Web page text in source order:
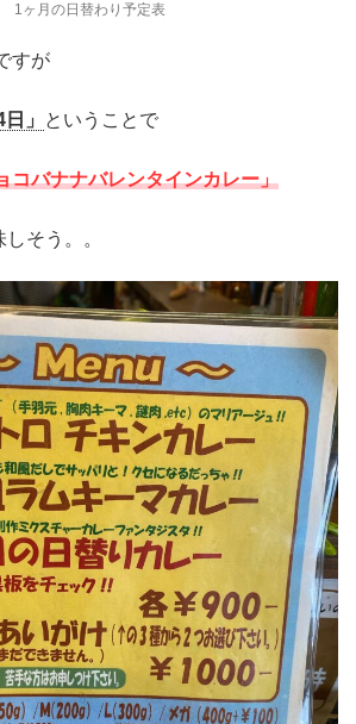
1ヶ月の日替わり予定表
すが
」 ということで
コバナナバレンタインカレー」
そう。。